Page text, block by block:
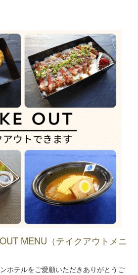
MENU（テイクアウトメニ
ホテルをご愛顧いただきありがとうご